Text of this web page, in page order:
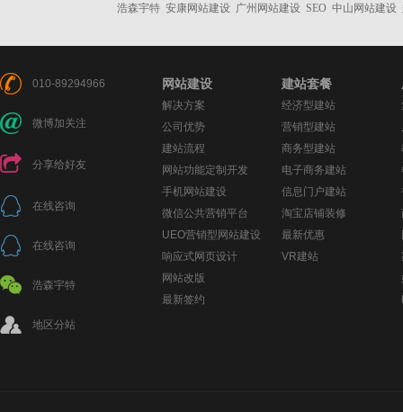
浩森宇特 安康网站建设 广州网站建设 SEO 中山网站建设
010-89294966
微博加关注
分享给好友
在线咨询
在线咨询
浩森宇特
地区分站
网站建设
解决方案
公司优势
建站流程
网站功能定制开发
手机网站建设
微信公共营销平台
UEO营销型网站建设
响应式网页设计
网站改版
最新签约
建站套餐
经济型建站
营销型建站
商务型建站
电子商务建站
信息门户建站
淘宝店铺装修
最新优惠
VR建站